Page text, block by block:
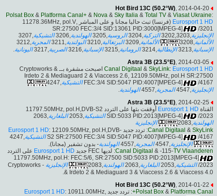
Hot Bird 13C (50.2°W), 2014-04-20
Polsat Box & Platforma Canal+ & Nova & Sky Italia & Total TV & Viasat Ukraine:
Eurosport 1 HD
(فرنسا) تبث حاليا مجانا و على المباشر ,11278.36MHz, pol.V
SR:27500 FEC:3/4 SID:13061 PID:3000[MPEG-4]
/3201
الإنجليزية,3202,3203 التركية,3204 الروسية,3205 الهولندية,3206 التشيكية,3207
الألمانية,3208 الألمانية,3209 البرتغالية,3210 البولندية,3211 المجرية,3212
الإسبانية,3213 الإيطالية,3214 الرومانية,3215 الإسبانية,3216 الصربية,3217 اليونانية.
Astra 3B (23.5°E), 2014-03-05
Canal Digitaal & SkyLink: Eurosport 1 HD
اصبحت مشفرة بــ Cryptoworks &
Irdeto 2 & Mediaguard 2 & Viaccess 2.6, 12109.50MHz, pol.H SR:27500
FEC:3/4 SID:5047 PID:4007[MPEG-4]
/4167 التشيكية,4247
الإنجليزية,4547 المجرية,4557 الهولندية.
Astra 3B (23.5°E), 2014-02-25
القناة Eurosport 1 HD
أوقفت بثها على التردد 11797.50MHz, pol.H,DVB-S2
SID:5033 PID:2013[MPEG-4]
/2023 التشيكية,2053 البلغارية,2063
الهولندية,2083
الإنجليزية
Canal Digitaal & SkyLink : تردد جديد Eurosport 1 HD: 12109.50MHz, pol.H,DVB-
S2 SR:27500 FEC:3/4 SID:5047 PID:4007[MPEG-4]
/4167 التشيكية,4247
الإنجليزية
المجرية الهولندية- بدون تشفير (مجانا).
Canal Digitaal & -115-TV Vlaanderen : لديها FEC جديد Eurosport 1 HD على التردد
11797.50MHz, pol.H: FEC:5/6, SR:27500 SID:5033 PID:2013[MPEG-4]
/2023 التشيكية البلغارية الهولندية الإنجليزية
- Cryptoworks
& Irdeto 2 & Mediaguard 3 & Viaccess 2.6 & Viaccess 4.0.
Hot Bird 13C (50.2°W) , 2014-01-22
Polsat Box & Platforma Canal+ : تردد جديد Eurosport 1 HD: 10911.00MHz,